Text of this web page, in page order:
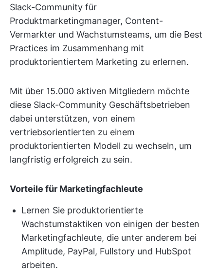
Slack-Community für
Produktmarketingmanager, Content-
Vermarkter und Wachstumsteams, um die Best
Practices im Zusammenhang mit
produktorientiertem Marketing zu erlernen.
Mit über 15.000 aktiven Mitgliedern möchte
diese Slack-Community Geschäftsbetrieben
dabei unterstützen, von einem
vertriebsorientierten zu einem
produktorientierten Modell zu wechseln, um
langfristig erfolgreich zu sein.
Vorteile für Marketingfachleute
Lernen Sie produktorientierte
Wachstumstaktiken von einigen der besten
Marketingfachleute, die unter anderem bei
Amplitude, PayPal, Fullstory und HubSpot
arbeiten.